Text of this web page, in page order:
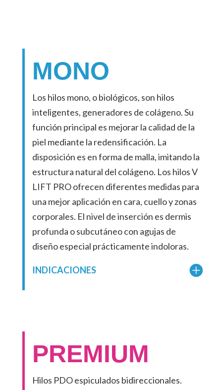
MONO
Los hilos mono, o biológicos, son hilos
inteligentes, generadores de colágeno. Su
función principal es mejorar la calidad de la
piel mediante la redensificación. La
disposición es en forma de malla, imitando la
estructura natural del colágeno. Los hilos V
LIFT PRO ofrecen diferentes medidas para
una mejor aplicación en cara, cuello y zonas
corporales. El nivel de inserción es dermis
profunda o subcutáneo con agujas de
diseño especial prácticamente indoloras.
INDICACIONES
PREMIUM
Hilos PDO espiculados bidireccionales.